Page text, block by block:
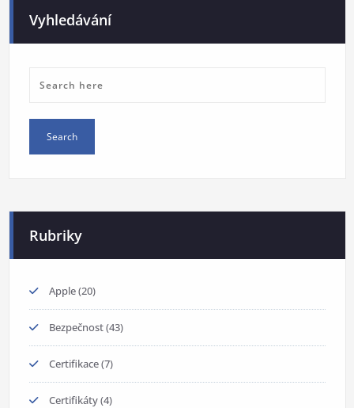
Vyhledávání
Rubriky
Apple(20)
Bezpečnost(43)
Certifikace(7)
Certifikáty(4)